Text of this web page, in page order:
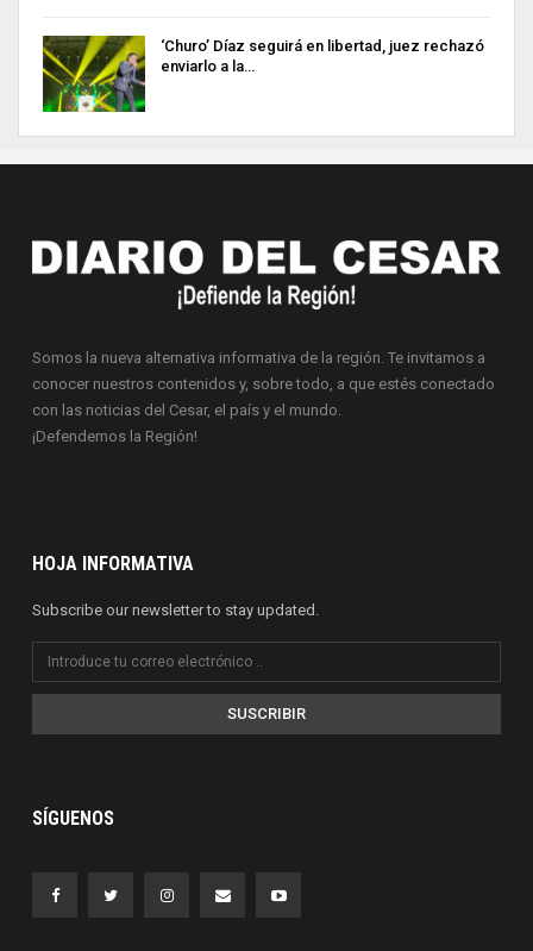
‘Churo’ Díaz seguirá en libertad, juez rechazó
enviarlo a la…
Somos la nueva alternativa informativa de la región. Te invitamos a
conocer nuestros contenidos y, sobre todo, a que estés conectado
con las noticias del Cesar, el país y el mundo.
¡Defendemos la Región!
HOJA INFORMATIVA
Subscribe our newsletter to stay updated.
SUSCRIBIR
SÍGUENOS